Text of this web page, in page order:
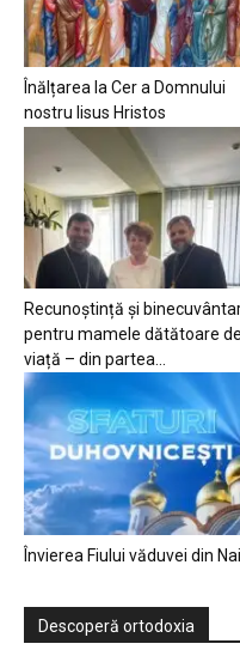
Înălțarea la Cer a Domnului
nostru Iisus Hristos
Recunoștință și
pentru mamele dătătoare de
viață – din partea...
Învierea Fiului văduvei din
Descoperă ortodoxia